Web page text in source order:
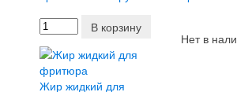
В корзину
Нет в
Жир жидкий для